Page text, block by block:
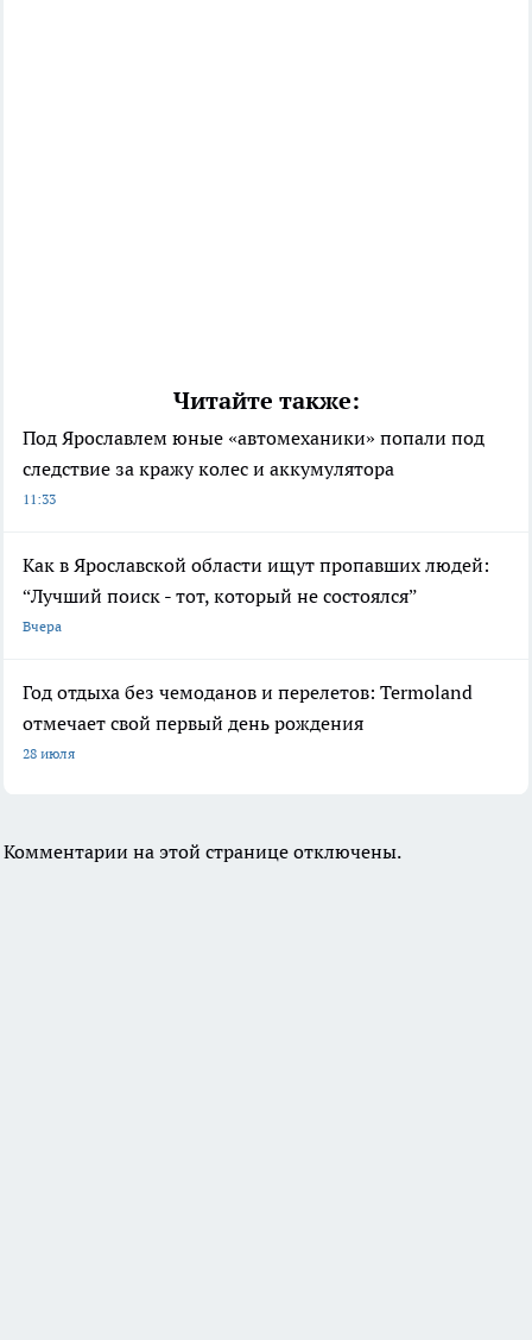
Читайте также:
Под Ярославлем юные «автомеханики» попали под
следствие за кражу колес и аккумулятора
11:33
Как в Ярославской области ищут пропавших людей:
“Лучший поиск - тот, который не состоялся”
Вчера
Год отдыха без чемоданов и перелетов: Termoland
отмечает свой первый день рождения
28 июля
Комментарии на этой странице отключены.